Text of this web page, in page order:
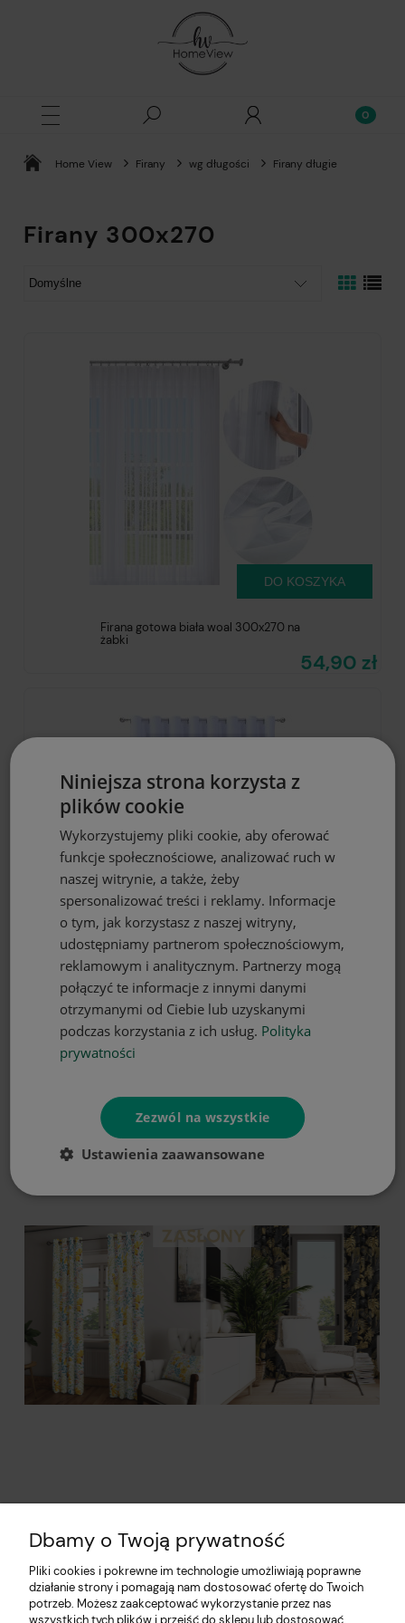
Home View Firany wg długości Firany długie
Firany 300x270
Firana gotowa biała woal 300x270 na
żabki
54,90 zł
DO KOSZYKA
Firana gotowa biała woal 300x270
przelotki
69,90 zł
DO KOSZYKA
Dbamy o Twoją prywatność
Pliki cookies i pokrewne im technologie umożliwiają poprawne
działanie strony i pomagają nam dostosować ofertę do Twoich
potrzeb. Możesz zaakceptować wykorzystanie przez nas
wszystkich tych plików i przejść do sklepu lub dostosować
Niniejsza strona korzysta z
plików cookie
Wykorzystujemy pliki cookie, aby oferować
funkcje społecznościowe, analizować ruch w
naszej witrynie, a także, żeby
spersonalizować treści i reklamy. Informacje
o tym, jak korzystasz z naszej witryny,
udostępniamy partnerom społecznościowym,
reklamowym i analitycznym. Partnerzy mogą
połączyć te informacje z innymi danymi
otrzymanymi od Ciebie lub uzyskanymi
podczas korzystania z ich usług. Polityka
prywatności
Zezwól na wszystkie
Ustawienia zaawansowane